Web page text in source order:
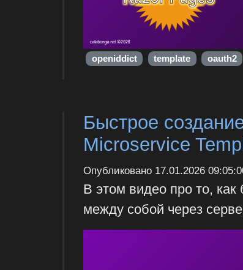
openiddict template oauth2
Быстрое
Microservice
Опубликовано 17.01.2026
В этом видео про то,
между собой через